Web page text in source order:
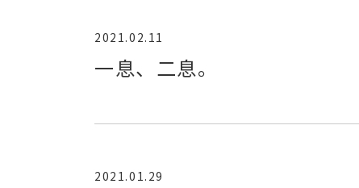
2021.02.11
一息、二息。
2021.01.29